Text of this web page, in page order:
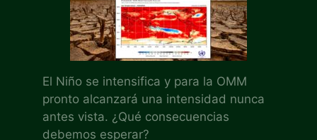
El Niño se intensifica y para la OMM
pronto alcanzará una intensidad nunca
antes vista. ¿Qué consecuencias
debemos esperar?